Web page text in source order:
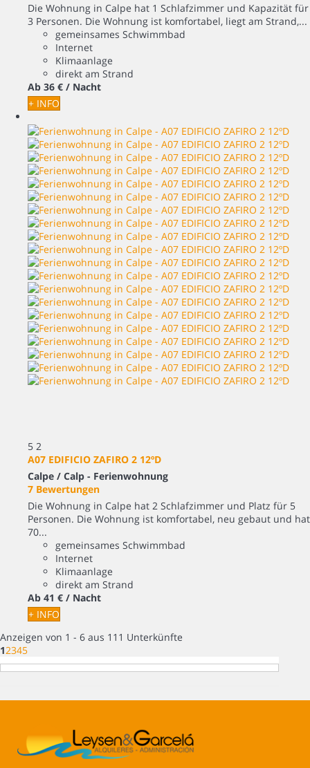
Die Wohnung in Calpe hat 1 Schlafzimmer und Kapazität für
3 Personen. Die Wohnung ist komfortabel, liegt am Strand,...
gemeinsames Schwimmbad
Internet
Klimaanlage
direkt am Strand
Ab 36 € / Nacht
+ INFO
5 2
A07 EDIFICIO ZAFIRO 2 12ºD
Calpe / Calp - Ferienwohnung
7 Bewertungen
Die Wohnung in Calpe hat 2 Schlafzimmer und Platz für 5
Personen. Die Wohnung ist komfortabel, neu gebaut und hat
70...
gemeinsames Schwimmbad
Internet
Klimaanlage
direkt am Strand
Ab 41 € / Nacht
+ INFO
Anzeigen von 1 - 6 aus 111 Unterkünfte
12345